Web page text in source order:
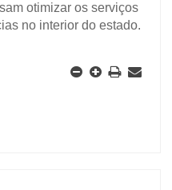
otimizar os serviços
no interior do estado.